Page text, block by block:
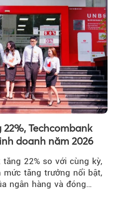
Techcombank
doanh năm 2026
tăng 22% so với cùng kỳ,
tăng trưởng nổi bật,
ngân hàng và đóng